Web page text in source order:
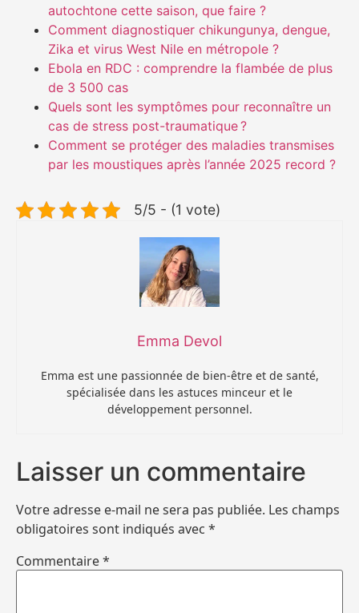
autochtone cette saison, que faire ?
Comment diagnostiquer chikungunya, dengue,
Zika et virus West Nile en métropole ?
Ebola en RDC : comprendre la flambée de plus
de 3 500 cas
Quels sont les symptômes pour reconnaître un
cas de stress post-traumatique ?
Comment se protéger des maladies transmises
par les moustiques après l’année 2025 record ?
5/5 - (1 vote)
Emma Devol
Emma est une passionnée de bien-être et de santé,
spécialisée dans les astuces minceur et le
développement personnel.
Laisser un commentaire
Votre adresse e-mail ne sera pas publiée. Les champs
obligatoires sont indiqués avec *
Commentaire*